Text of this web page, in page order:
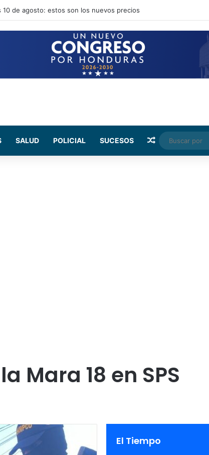
entre Honduras y Colombia
SALUD POLICIAL SUCESOS Random Article
Mara 18 en SPS
El Tiempo